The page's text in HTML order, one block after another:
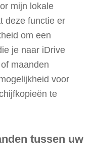
mijn lokale
deze functie er
om een
je naar iDrive
maanden
voor
te
tussen uw